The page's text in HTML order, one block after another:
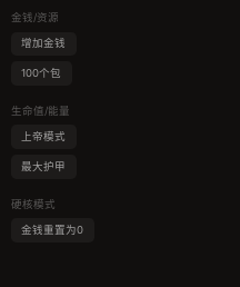
金钱/资源
增加金钱
100个包
生命值/能量
上帝模式
最大护甲
硬核模式
金钱重置为0